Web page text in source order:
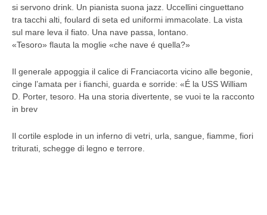
si servono drink. Un pianista suona jazz. Uccellini cinguettano
tra tacchi alti, foulard di seta ed uniformi immacolate. La vista
sul mare leva il fiato. Una nave passa, lontano.
«Tesoro» flauta la moglie «che nave é quella?»
Il generale appoggia il calice di Franciacorta vicino alle begonie,
cinge l’amata per i fianchi, guarda e sorride: «É la USS William
D. Porter, tesoro. Ha una storia divertente, se vuoi te la racconto
in brev
Il cortile esplode in un inferno di vetri, urla, sangue, fiamme, fiori
triturati, schegge di legno e terrore.